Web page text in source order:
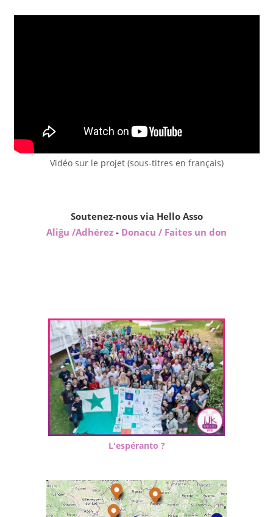
Vidéo sur le projet (sous-titres en français)
Soutenez-nous via Hello Asso
Aliĝu /Adhérez - Donacu / Faites un don
L'espéranto ?